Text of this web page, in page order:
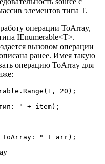
элементов типа Т.
операции ToArray,
IEnumerable<T>.
вызовом операции
ранее. Имея такую
операцию ToArray для
20);
тип: " + item);
ToArray: " + arr);